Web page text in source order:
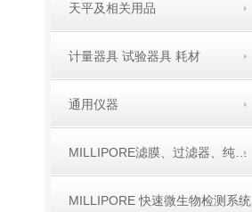
天平及相关用品
计量器具 试验器具 耗材
通用仪器
MILLIPORE滤膜、过滤器、纯水产品
MILLIPORE 快速微生物检测系统